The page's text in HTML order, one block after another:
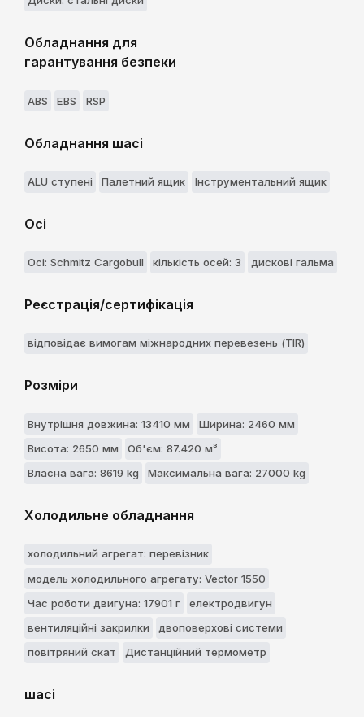
Обладнання для
гарантування безпеки
ABS EBS RSP
Обладнання шасі
ALU ступені Палетний ящик Інструментальний ящик
Осі
Осі: Schmitz Cargobull кількість осей: 3 дискові гальма
Реєстрація/сертифікація
відповідає вимогам міжнародних перевезень (TIR)
Розміри
Внутрішня довжина: 13410 мм
Ширина: 2460 мм
Висота: 2650 мм
Об'єм: 87.420 м³
Власна вага: 8619 kg
Максимальна вага: 27000 kg
Холодильне обладнання
холодильний агрегат: перевізник
модель холодильного агрегату: Vector 1550
Час роботи двигуна: 17901 г
електродвигун
вентиляційні закрилки
двоповерхові системи
повітряний скат
Дистанційний термометр
шасі